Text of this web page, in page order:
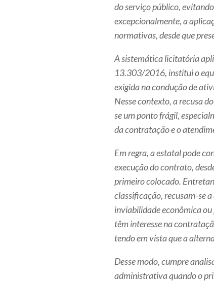
do serviço público,
excepcionalmente, a
normativas, desde que
A sistemática licitatória
13.303/2016, institui o
exigida na condução de
Nesse contexto, a recusa
se um ponto frágil,
da contratação e o
Em regra, a estatal pode
execução do contrato,
primeiro colocado.
classificação, recusam-se
inviabilidade econômica
têm interesse na
tendo em vista que a
Desse modo, cumpre
administrativa quando o